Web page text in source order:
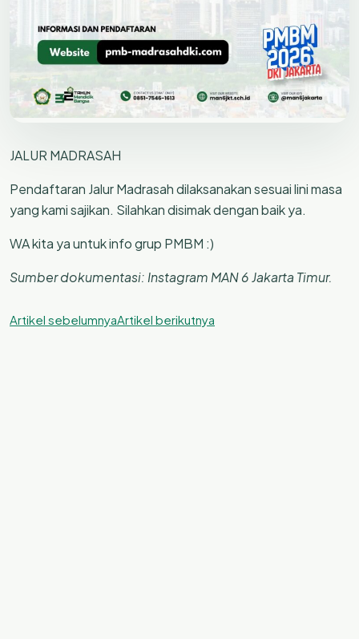
JALUR MADRASAH
Pendaftaran Jalur Madrasah dilaksanakan sesuai lini masa
yang kami sajikan. Silahkan disimak dengan baik ya.
WA kita ya untuk info grup PMBM :)
Sumber dokumentasi: Instagram MAN 6 Jakarta Timur.
Artikel sebelumnyaArtikel berikutnya